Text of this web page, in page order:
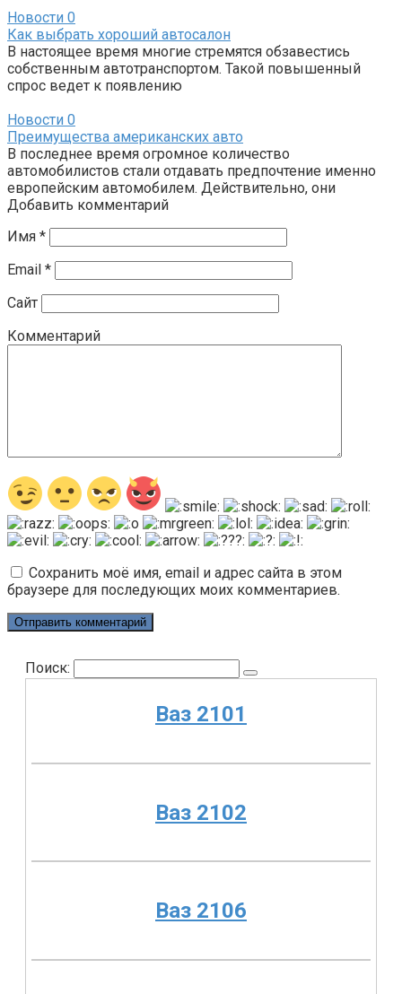
Новости 0
Как выбрать хороший автосалон
В настоящее время многие стремятся обзавестись
собственным автотранспортом. Такой повышенный
спрос ведет к появлению
Новости 0
Преимущества американских авто
В последнее время огромное количество
автомобилистов стали отдавать предпочтение именно
европейским автомобилем. Действительно, они
Добавить комментарий
Имя *
Email *
Сайт
Комментарий
Сохранить моё имя, email и адрес сайта в этом
браузере для последующих моих комментариев.
Поиск:
Ваз 2101
Ваз 2102
Ваз 2106